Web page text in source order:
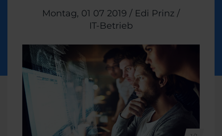
Veröffentlicht am
Montag, 01 07 2019 / Edi Prinz /
Themen:
IT-Betrieb